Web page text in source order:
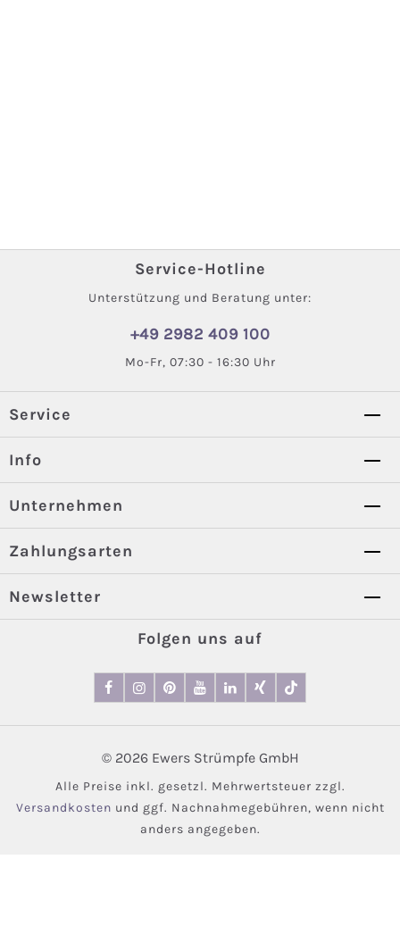
Service-Hotline
Unterstützung und Beratung unter:
+49 2982 409 100
Mo-Fr, 07:30 - 16:30 Uhr
Service
Info
Unternehmen
Zahlungsarten
Newsletter
Folgen uns auf
© 2026 Ewers Strümpfe GmbH
Alle Preise inkl. gesetzl. Mehrwertsteuer zzgl.
Versandkosten und ggf. Nachnahmegebühren, wenn nicht
anders angegeben.